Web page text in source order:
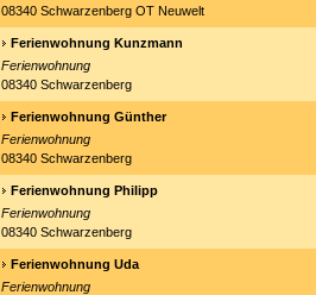
08340 Schwarzenberg OT Neuwelt
Ferienwohnung Kunzmann
Ferienwohnung
08340 Schwarzenberg
Ferienwohnung Günther
Ferienwohnung
08340 Schwarzenberg
Ferienwohnung Philipp
Ferienwohnung
08340 Schwarzenberg
Ferienwohnung Uda
Ferienwohnung